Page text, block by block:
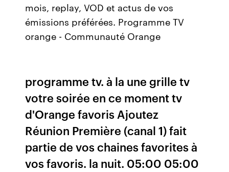
mois, replay, VOD et actus de vos
émissions préférées. Programme TV
orange - Communauté Orange
programme tv. à la une grille tv
votre soirée en ce moment tv
d'Orange favoris Ajoutez
Réunion Première (canal 1) fait
partie de vos chaines favorites à
vos favoris. la nuit. 05:00 05:00